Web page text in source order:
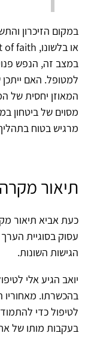
במקום הזיכרון
במצב זה, הנפש
מסוים של ביטחון
מרגיש בטוח
תיאור מקרה
כעת אביא תיאור
עסוק בסוגיית
הגישות השונות.
בהכשרתו. מאחוריו
לטיפול כדי
בעקבות מותו של